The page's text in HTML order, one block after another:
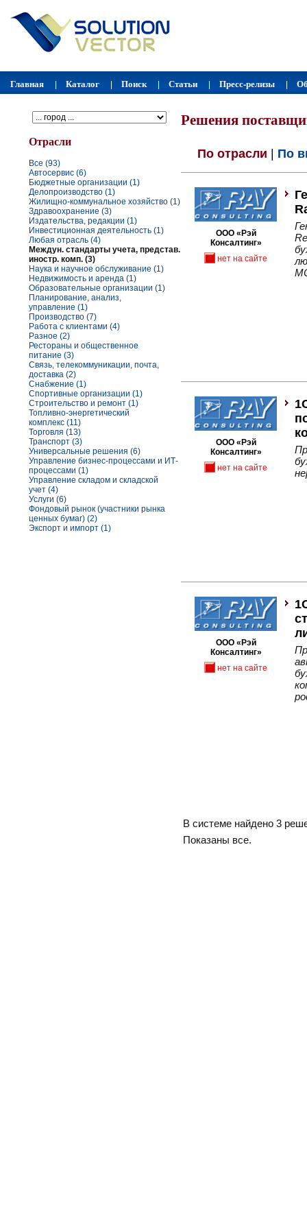
Главная Каталог Поиск Статьи Пресс-релизы
Отрасли
Все (93)
Автосервис (6)
Бюджетные организации (1)
Делопроизводство (1)
Жилищно-коммунальное хозяйство (1)
Здравоохранение (3)
Издательства, редакции (1)
Инвестиционная деятельность (1)
Любая отрасль (4)
Междун. стандарты учета, представ.
иностр. комп. (3)
Наука и научное обслуживание (1)
Недвижимость и аренда (1)
Образовательные организации (1)
Планирование, анализ,
управление (1)
Производство (7)
Работа с клиентами (4)
Разное (2)
Рестораны и общественное
питание (3)
Связь, телекоммуникации, почта,
доставка (2)
Снабжение (1)
Спортивные организации (1)
Строительство и ремонт (1)
Топливно-энергетический
комплекс (11)
Торговля (13)
Транспорт (3)
Универсальные решения (6)
Управление бизнес-процессами и ИТ-
процессами (1)
Управление складом и складской
учет (4)
Услуги (6)
Фондовый рынок (участники рынка
ценных бумаг) (2)
Экспорт и импорт (1)
Решения
По отрасли По
ООО «Рэй
Консалтинг»
нет на сайте
ООО «Рэй
Консалтинг»
нет на сайте
ООО «Рэй
Консалтинг»
нет на сайте
В системе найдено 3
Показаны все.